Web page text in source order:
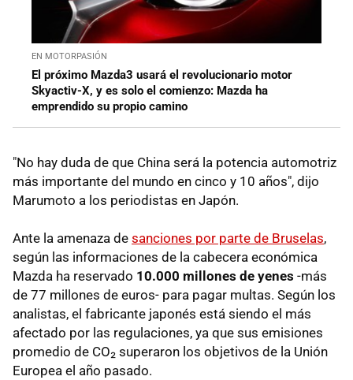
EN MOTORPASIÓN
El próximo Mazda3 usará el revolucionario motor
Skyactiv-X, y es solo el comienzo: Mazda ha
emprendido su propio camino
"No hay duda de que China será la potencia automotriz
más importante del mundo en cinco y 10 años", dijo
Marumoto a los periodistas en Japón.
Ante la amenaza de sanciones por parte de Bruselas,
según las informaciones de la cabecera económica
Mazda ha reservado 10.000 millones de yenes -más
de 77 millones de euros- para pagar multas. Según los
analistas, el fabricante japonés está siendo el más
afectado por las regulaciones, ya que sus emisiones
promedio de CO₂ superaron los objetivos de la Unión
Europea el año pasado.